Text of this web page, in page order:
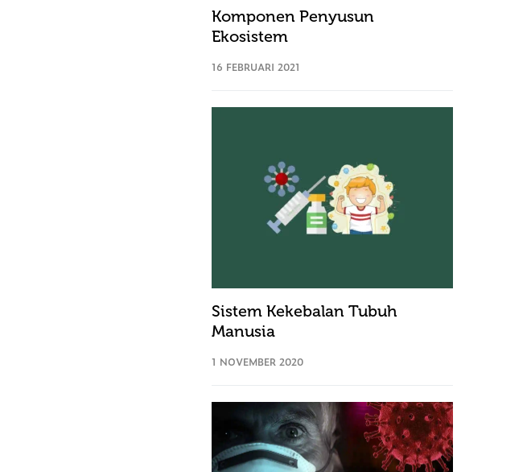
Komponen Penyusun
Ekosistem
16 FEBRUARI 2021
Sistem Kekebalan Tubuh
Manusia
1 NOVEMBER 2020